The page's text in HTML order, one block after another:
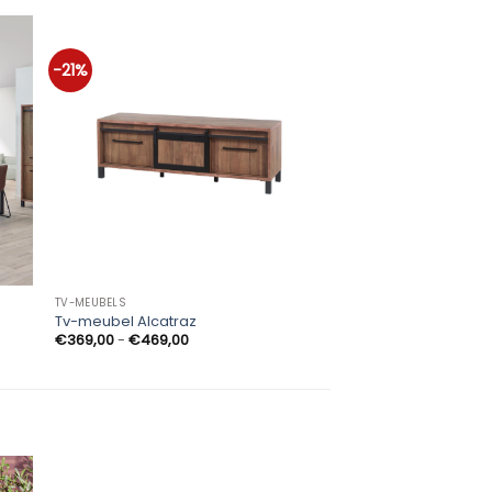
-21%
TV-MEUBELS
Tv-meubel Alcatraz
€369,00- €469,00Prijsklasse:
€369,00